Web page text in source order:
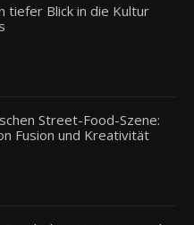
tiefer Blick in die Kultur
Street-Food-Szene:
Fusion und Kreativität